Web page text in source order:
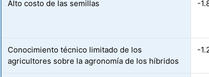
Alto costo de las semillas -
Conocimiento técnico limitado de los
agricultores sobre la agronomía de los híbridos
-